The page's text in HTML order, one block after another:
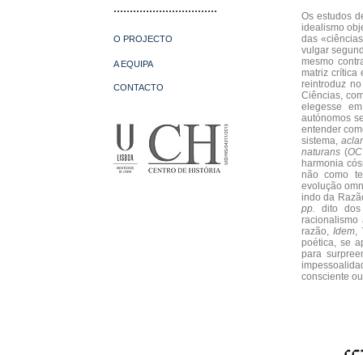
................................
O PROJECTO
A EQUIPA
CONTACTO
Os estudos
idealismo
das
vulgar
mesmo
matriz crítica
reintroduz
Ciências,
elegesse
autónomos
entender
sistema,
naturans(OC
harmonia
não como
evolução
indo da
pp. dito
racionalismo
razão,Idem,
poética, se
para
consciente